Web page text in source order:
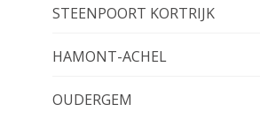
STEENPOORT KORTRIJK
HAMONT-ACHEL
OUDERGEM